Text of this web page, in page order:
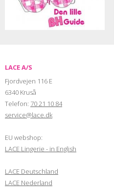
LACE A/S
Fjordvejen 116 E
6340 Kruså
Telefon: 70 21 10 84
service@lace.dk
EU webshop:
LACE Lingerie - in English
LACE Deutschland
LACE Nederland